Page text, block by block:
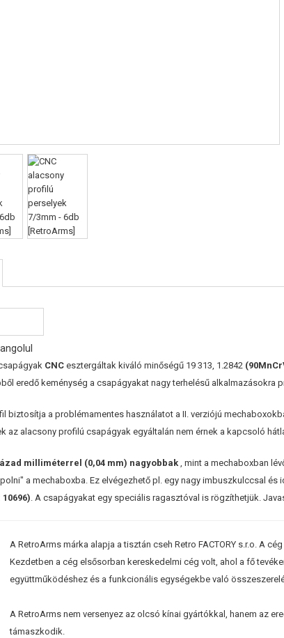
CNC esztergáltak kiváló minőségű 19 313, 1.2842
eredő keménység a csapágyakat nagy terhelésű alkalmazásokra
biztosítja a problémamentes használatot a II. verziójú
az alacsony profilú csapágyak egyáltalán nem érnek a kapcsoló
milliméterrel (0,04 mm) nagyobbak , mint a mechaboxban
a mechaboxba. Ez elvégezhető pl. egy nagy imbuszkulccsal
10696) . A csapágyakat egy speciális ragasztóval is rögzíthetjük.
A RetroArms márka alapja a tisztán cseh Retro FACTORY s.r.o. A
Kezdetben a cég elsősorban kereskedelmi cég volt, ahol a fő
együttműködéshez és a funkcionális egységekbe való
A RetroArms nem versenyez az olcsó kínai gyártókkal, hanem az
támaszkodik.